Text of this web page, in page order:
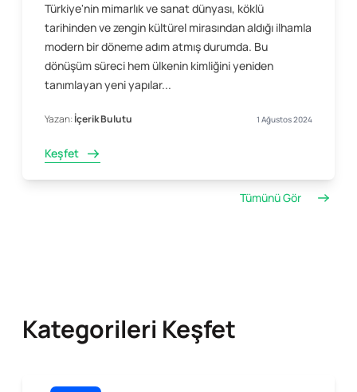
Türkiye'nin mimarlık ve sanat dünyası, köklü
tarihinden ve zengin kültürel mirasından aldığı ilhamla
modern bir döneme adım atmış durumda. Bu
dönüşüm süreci hem ülkenin kimliğini yeniden
tanımlayan yeni yapılar...
Yazan:İçerik Bulutu 1 Ağustos 2024
Keşfet
Tümünü Gör
Kategorileri Keşfet